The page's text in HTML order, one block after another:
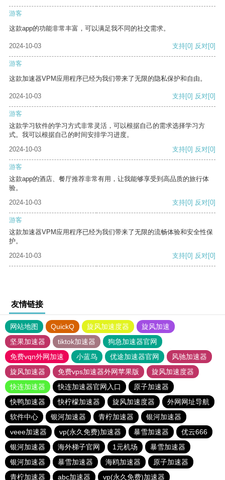
游客
这款app的功能非常丰富，可以满足我不同的社交需求。
2024-10-03 支持[0] 反对[0]
游客
这款加速器VPM应用程序已经为我们带来了无限的隐私保护和自由。
2024-10-03 支持[0] 反对[0]
游客
这款学习软件的学习方式非常灵活，可以根据自己的需求选择学习方
式。我可以根据自己的时间安排学习进度。
2024-10-03
支持[0] 反对[0]
游客
这款app的酒店、餐厅推荐非常有用，让我能够享受到高品质的旅行体
验。
2024-10-03
支持[0] 反对[0]
游客
这款加速器VPM应用程序已经为我们带来了无限的流畅体验和安全性保
护。
2024-10-03
支持[0] 反对[0]
友情链接
网站地图 QuickQ 旋风加速度器
旋风加速
坚果加速器
tiktok加速器
狗急加速器官网
免费vqn外网加速
小蓝鸟 优途加速器官网
风驰加速器
旋风加速器
免费vps加速器外网苹果版
旋风加速度器
快连加速器
快连加速器官网入口
原子加速器
快鸭加速器
快柠檬加速器 旋风加速度器
外网网址导航
软件中心
银河加速器 青柠加速器
银河加速器
veee加速器
vp(永久免费)加速器 暴雪加速器
优云666
银河加速器
海外梯子官网 1元机场
暴雪加速器
银河加速器
暴雪加速器 海鸥加速器
原子加速器
青柠加速器
abc加速器 vp(永久免费)加速器